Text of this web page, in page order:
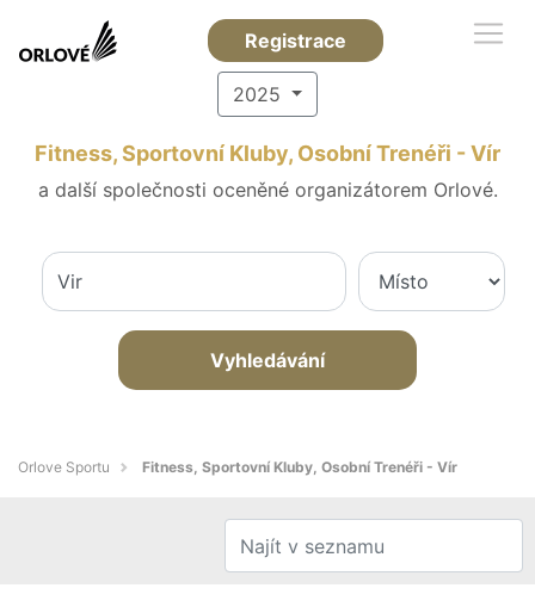
Registrace
2025
Fitness, Sportovní Kluby, Osobní Trenéři - Vír
a další společnosti oceněné organizátorem Orlové.
Vyhledávání
Orlove Sportu Fitness, Sportovní Kluby, Osobní Trenéři - Vír